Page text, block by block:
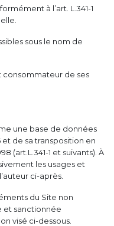
à l’art. L.341-1
sous le nom de
consommateur de ses
une base de données
et de sa transposition en
(art.L.341-1 et suivants). À
les usages et
ci-après.
du Site non
et sanctionnée
visé ci-dessous.